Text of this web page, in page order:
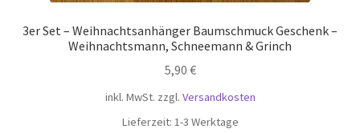
3er Set – Weihnachtsanhänger Baumschmuck Geschenk –
Weihnachtsmann, Schneemann & Grinch
5,90 €
inkl. MwSt. zzgl. Versandkosten
Lieferzeit: 1-3 Werktage